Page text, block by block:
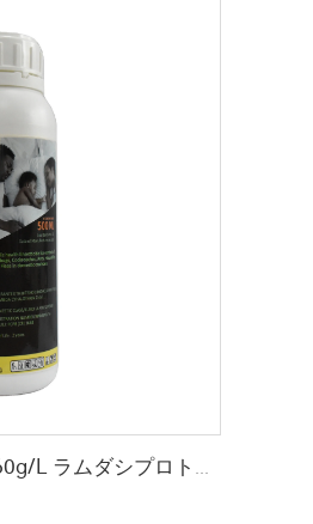
優良品質の農薬殺虫剤 160g/L ラムダシプロトリン+220g/L シアメトキサム SC 混合殺虫剤液